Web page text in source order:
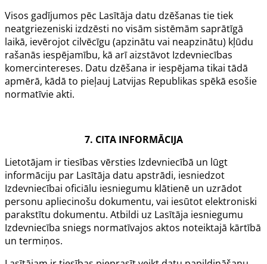
Visos gadījumos pēc Lasītāja datu dzēšanas tie tiek
neatgriezeniski izdzēsti no visām sistēmām saprātīgā
laikā, ievērojot cilvēcīgu (apzinātu vai neapzinātu) kļūdu
rašanās iespējamību, kā arī aizstāvot Izdevniecības
komercintereses. Datu dzēšana ir iespējama tikai tādā
apmērā, kādā to pieļauj Latvijas Republikas spēkā esošie
normatīvie akti.
7. CITA INFORMĀCIJA
Lietotājam ir tiesības vērsties Izdevniecībā un lūgt
informāciju par Lasītāja datu apstrādi, iesniedzot
Izdevniecībai oficiālu iesniegumu klātienē un uzrādot
personu apliecinošu dokumentu, vai iesūtot elektroniski
parakstītu dokumentu. Atbildi uz Lasītāja iesniegumu
Izdevniecība sniegs normatīvajos aktos noteiktajā kārtībā
un termiņos.